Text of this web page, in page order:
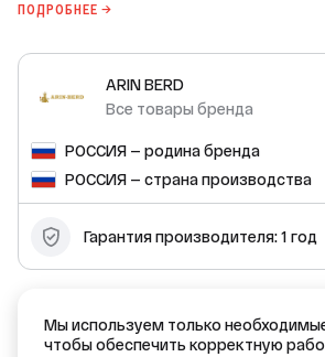
номенклатуры: водяные
расстояние: 500 мм. * Материал:
Марка стали: AISI 304. * Диаметр
Форма трубы коллектора: круг. *
коллектора: 2 мм. * Подключение:
перекладин: 6. * Ширина: 500 мм. * Высота:
полотенцесушитель подходит как для
для индивидуальных систем отопления
водоснабжения. Его рабочее давление
максимальное рабочее давление — 10
температура теплоносителя — 110 °C. В комплект поставки
входят сам полотенцесушитель, кран
крепёжный комплект. Комплект
приобретается отдельно. Гарантия производителя на этот
ПОДРОБНЕЕ →
ARIN BERD
Все товары бренда
РОССИЯ — родина бренда
РОССИЯ — страна производства
Гарантия производителя: 1 год
ДОКУМЕНТЫ
Мы используем только
чтобы обеспечить корректную